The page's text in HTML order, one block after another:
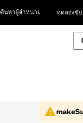
ค้นหาผู้จำหน่าย ทดลองขั